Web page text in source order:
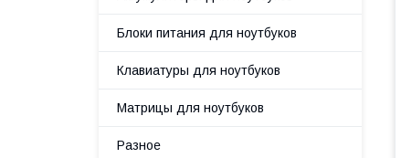
Блоки питания для ноутбуков
Клавиатуры для ноутбуков
Матрицы для ноутбуков
Разное